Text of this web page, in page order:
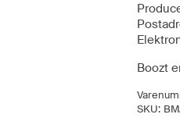
Boozt
SKU: